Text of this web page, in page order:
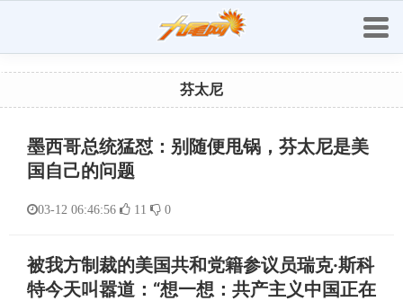
芬太尼
墨西哥总统猛怼：别随便甩锅，芬太尼是美
国自己的问题
03-12 06:46:56 11 0
被我方制裁的美国共和党籍参议员瑞克·斯科
特今天叫嚣道：“想一想：共产主义中国正在